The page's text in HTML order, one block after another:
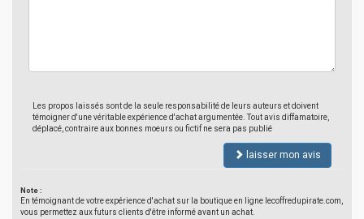
Les propos laissés sont de la seule responsabilité de leurs auteurs et doivent
témoigner d'une véritable expérience d'achat argumentée. Tout avis diffamatoire,
déplacé, contraire aux bonnes moeurs ou fictif ne sera pas publié
laisser mon avis
Note :
En témoignant de votre expérience d'achat sur la boutique en ligne lecoffredupirate.com,
vous permettez aux futurs clients d'être informé avant un achat.